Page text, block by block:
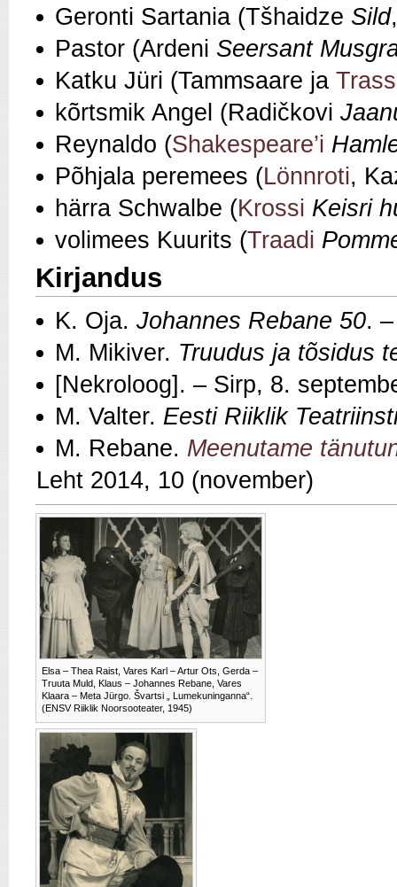
Geronti Sartania (Tšhaidze Sild
Pastor (Ardeni Seersant
Katku Jüri (Tammsaare ja
kõrtsmik Angel (Radičkovi
Reynaldo (Shakespeare’i
Põhjala peremees (Lönnroti,
härra Schwalbe (Krossi Keisri
volimees Kuurits (Traadi
Kirjandus
K. Oja. Johannes Rebane 50.
M. Mikiver. Truudus ja tõsidus
[Nekroloog]. – Sirp, 8.
M. Valter. Eesti Riiklik
M. Rebane. Meenutame
Leht 2014, 10 (november)
Elsa – Thea Raist, Vares Karl – Artur Ots, Gerda –
Truuta Muld, Klaus – Johannes Rebane, Vares
Klaara – Meta Jürgo. Švartsi „ Lumekuninganna“.
(ENSV Riiklik Noorsooteater, 1945)